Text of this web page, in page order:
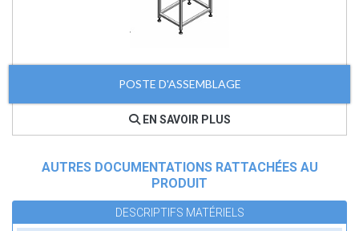
POSTE D'ASSEMBLAGE
EN SAVOIR PLUS
AUTRES DOCUMENTATIONS RATTACHÉES AU
PRODUIT
DESCRIPTIFS MATÉRIELS